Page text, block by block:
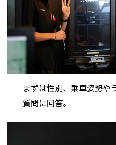
まずは性別、乗車姿勢や
質問に回答。